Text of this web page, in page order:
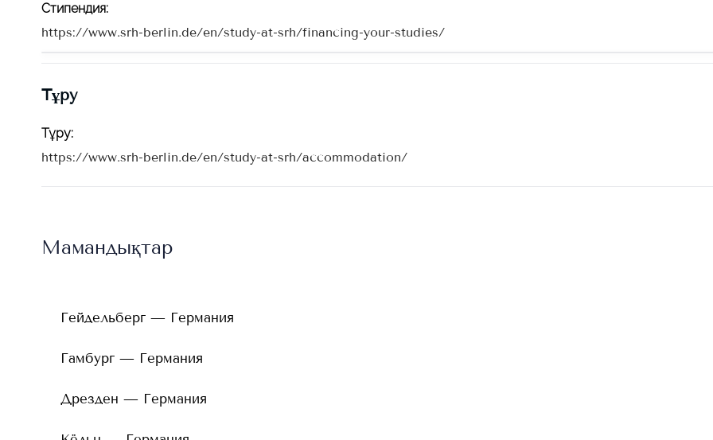
Стипендия:
https://www.srh-berlin.de/en/study-at-srh/financing-your-studies/
Тұру
Тұру:
https://www.srh-berlin.de/en/study-at-srh/accommodation/
Мамандықтар
Гейдельберг — Германия
Гамбург — Германия
Дрезден — Германия